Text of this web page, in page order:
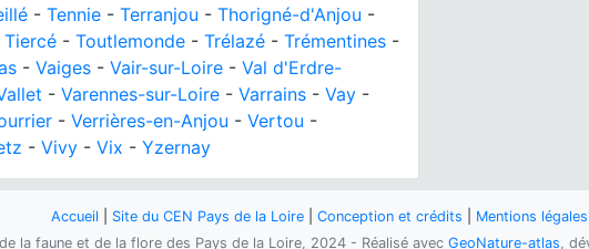
- Tennie - Terranjou - Thorigné-d'Anjou -
Tiercé - Toutlemonde - Trélazé - Trémentines -
- Vaiges - Vair-sur-Loire - Val d'Erdre-
- Varennes-sur-Loire - Varrains - Vay -
- Verrières-en-Anjou - Vertou -
- Vivy - Vix - Yzernay
Accueil Site du CEN Pays de la Loire Conception et crédits
Mentions légales
la faune et de la flore des Pays de la Loire, 2024 - Réalisé avec GeoNature-atlas,